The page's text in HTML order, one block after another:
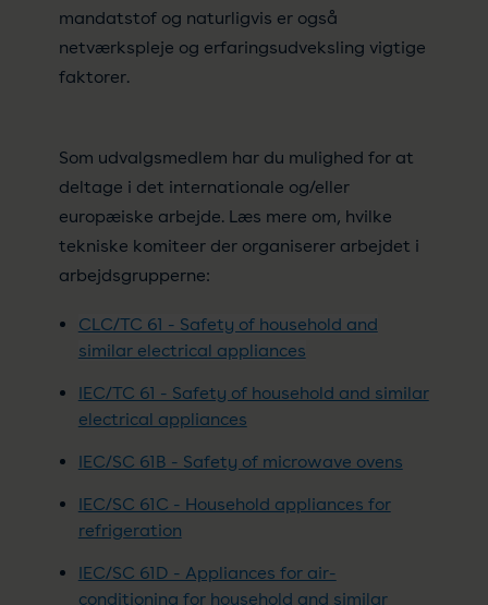
mandatstof og naturligvis er også
netværkspleje og erfaringsudveksling vigtige
faktorer.
Som udvalgsmedlem har du mulighed for at
deltage i det internationale og/eller
europæiske arbejde. Læs mere om, hvilke
tekniske komiteer der organiserer arbejdet i
arbejdsgrupperne:
CLC/TC 61 - Safety of household and
similar electrical appliances
IEC/TC 61 - Safety of household and similar
electrical appliances
IEC/SC 61B - Safety of microwave ovens
IEC/SC 61C - Household appliances for
refrigeration
IEC/SC 61D - Appliances for air-
conditioning for household and similar